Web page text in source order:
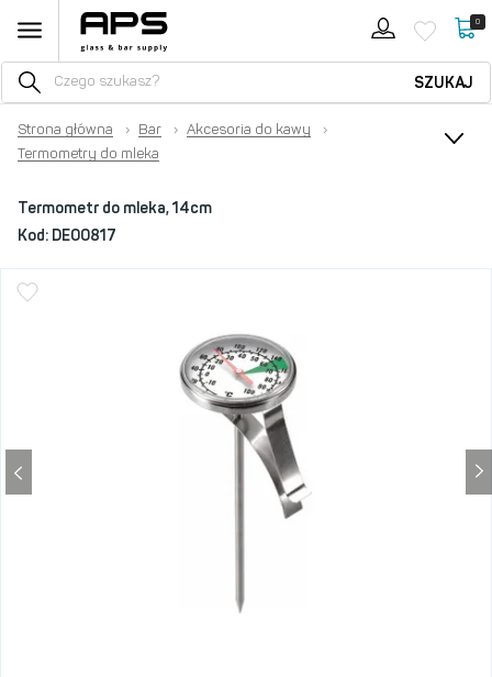
0
SZUKAJ
Strona główna › Bar › Akcesoria do kawy
›
Termometry do mleka
Termometr do mleka, 14cm
Kod: DE00817